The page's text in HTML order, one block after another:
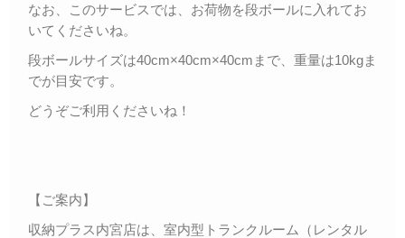
なお、このサービスでは、お荷物を段ボールに入れてお
いてくださいね。
段ボールサイズは40cm×40cm×40cmまで、重量は10kgま
でが目安です。
どうぞご利用くださいね！
【ご案内】
収納プラス内宮店は、室内型トランクルーム（レンタル